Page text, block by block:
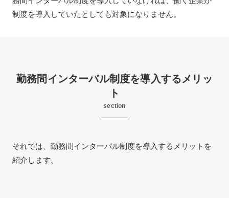
制度を導入していたとしても対象になりません。
勤務間インターバル制度を導入するメリッ
ト
section
それでは、勤務間インターバル制度を導入するメリットを
紹介します。